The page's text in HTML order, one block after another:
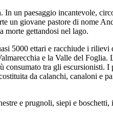
un paesaggio incantevole,
un giovane pastore di nome
morte gettandosi nel lago.
5000 ettari e racchiude i rilievi
e la Valle del Foglia.
consumato tra gli escursionisti. I
da calanchi, canaloni e
e prugnoli, siepi e